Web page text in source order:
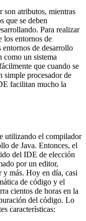
son atributos, mientras
que se deben
Para realizar
los entornos de
de desarrollo
como un sistema
que cuando se
procesador de
facilitan mucho la
utilizando el compilador
de Java. Entonces, el
del IDE de elección
por un editor,
y más. Hoy en día, casi
de código y el
cientos de horas en la
del código. Lo
características: